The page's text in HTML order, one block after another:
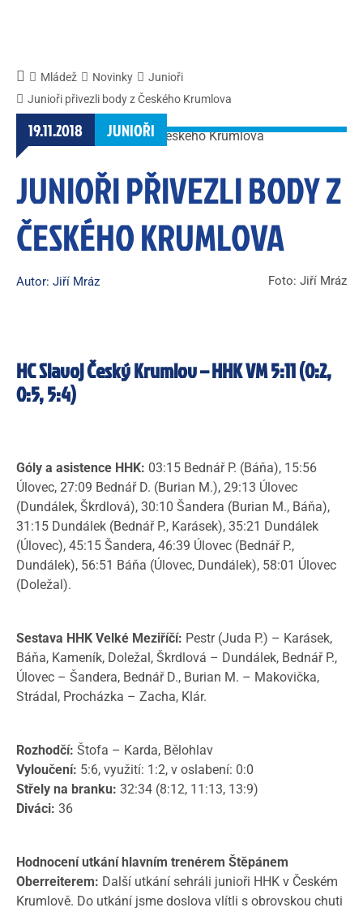
Mládež Novinky
Junioři
Junioři přivezli body z Českého Krumlova
19.11.2018 JUNIOŘI
JUNIOŘI PŘIVEZLI BODY Z
ČESKÉHO KRUMLOVA
Autor: Jiří Mráz Foto: Jiří Mráz
HC Slavoj Český Krumlov – HHK VM 5:11 (0:2,
0:5, 5:4)
Góly a asistence HHK: 03:15 Bednář P. (Báňa), 15:56
Úlovec, 27:09 Bednář D. (Burian M.), 29:13 Úlovec
(Dundálek, Škrdlová), 30:10 Šandera (Burian M., Báňa),
31:15 Dundálek (Bednář P., Karásek), 35:21 Dundálek
(Úlovec), 45:15 Šandera, 46:39 Úlovec (Bednář P.,
Dundálek), 56:51 Báňa (Úlovec, Dundálek), 58:01 Úlovec
(Doležal).
Sestava HHK Velké Meziříčí: Pestr (Juda P.) – Karásek,
Báňa, Kameník, Doležal, Škrdlová – Dundálek, Bednář P.,
Úlovec – Šandera, Bednář D., Burian M. – Makovička,
Strádal, Procházka – Zacha, Klár.
Rozhodčí: Štofa – Karda, Bělohlav
Vyloučení: 5:6, využití: 1:2, v oslabení: 0:0
Střely na branku: 32:34 (8:12, 11:13, 13:9)
Diváci: 36
Hodnocení utkání hlavním trenérem Štěpánem
Oberreiterem: Další utkání sehráli junioři HHK v Českém
Krumlově. Do utkání jsme doslova vlítli s obrovskou chuti